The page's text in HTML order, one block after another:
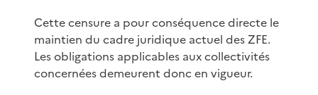
Cette censure a pour conséquence directe le
maintien du cadre juridique actuel des ZFE.
Les obligations applicables aux collectivités
concernées demeurent donc en vigueur.